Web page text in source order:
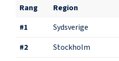
Rang Region
#1 Sydsverige
#2 Stockholm